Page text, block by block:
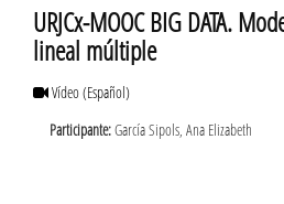
URJCx-MOOC BIG DATA.
lineal múltiple
Vídeo(Español)
Participante:García Sipols, Ana Elizabeth